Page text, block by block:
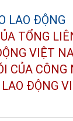
TỔNG
VIỆT
CỦA CÔNG
ĐỘNG